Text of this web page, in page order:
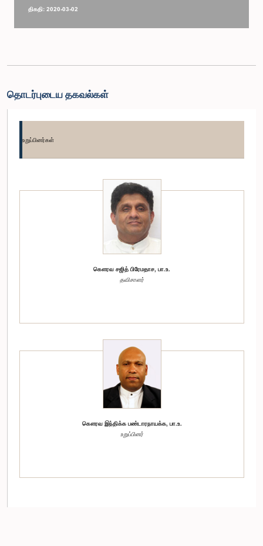
திகதி: 2020-03-02
தொடர்புடைய தகவல்கள்
உறுப்பினர்கள்
கௌரவ சஜித் பிரேமதாச, பா.உ.
தவிசாளர்
கௌரவ இந்திக்க பண்டாரநாயக்க, பா.உ.
உறுப்பினர்